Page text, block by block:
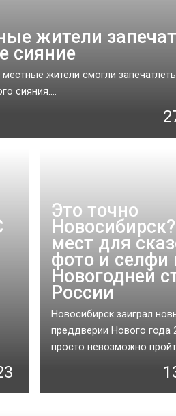
жители
сияние
жители смогли
сияния....
Это точно
мест для
фото и селфи
Новогодней
России
Новосибирск заиграл
преддверии Нового года
просто невозможно